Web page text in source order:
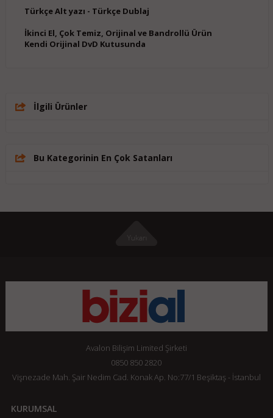
Türkçe Alt yazı - Türkçe Dublaj
İkinci El, Çok Temiz, Orijinal ve Bandrollü Ürün
Kendi Orijinal DvD Kutusunda
İlgili Ürünler
Bu Kategorinin En Çok Satanları
Avalon Bilişim Limited Şirketi
0850 850 2820
Vişnezade Mah. Şair Nedim Cad. Konak Ap. No:77/1 Beşiktaş - İstanbul
KURUMSAL